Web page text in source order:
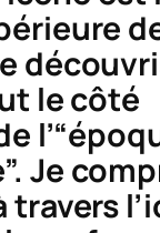
le côté
Je
travers